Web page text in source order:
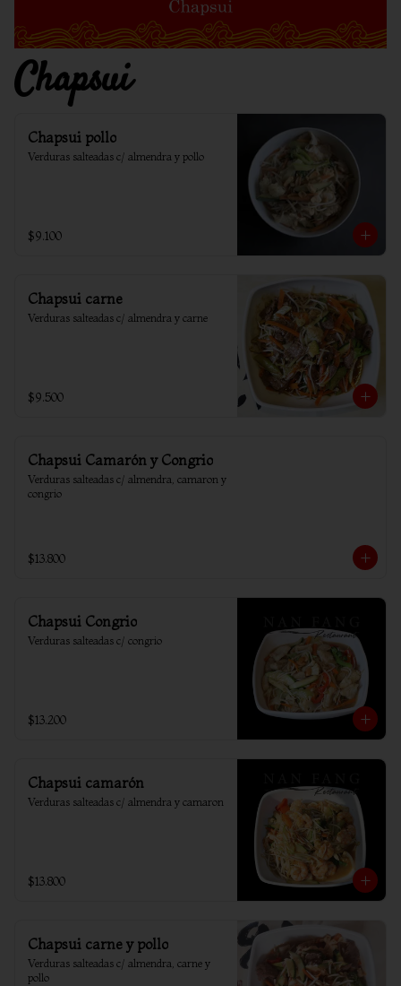
Chapsui
Chapsui pollo
Verduras salteadas c/ almendra y pollo
$9.100
Chapsui carne
Verduras salteadas c/ almendra y carne
$9.500
Chapsui Camarón y Congrio
Verduras salteadas c/ almendra, camaron y
congrio
$13.800
Chapsui Congrio
Verduras salteadas c/ congrio
$13.200
Chapsui camarón
Verduras salteadas c/ almendra y camaron
$13.800
Chapsui carne y pollo
Verduras salteadas c/ almendra, carne y
pollo